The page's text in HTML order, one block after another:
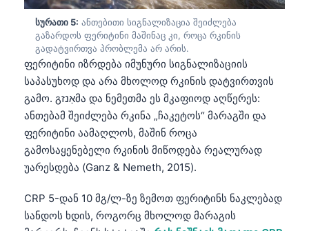
სურათი 5: ანთებითი სიგნალიზაცია შეიძლება
გაზარდოს ფერიტინი მაშინაც კი, როცა რკინის
გადატვირთვა პრობლემა არ არის.
ფერიტინი იზრდება იმუნური სიგნალიზაციის
საპასუხოდ და არა მხოლოდ რკინის დატვირთვის
გამო. გאַנזმა და ნემეთმა ეს მკაფიოდ აღწერეს:
ანთებამ შეიძლება რკინა „ჩაკეტოს“ მარაგში და
ფერიტინი აამაღლოს, მაშინ როცა
გამოსაყენებელი რკინის მიწოდება რეალურად
უარესდება (Ganz & Nemeth, 2015).
CRP 5-დან 10 მგ/ლ-ზე ზემოთ ფერიტინს ნაკლებად
სანდოს ხდის, როგორც მხოლოდ მარაგის
Euskara
Gàidhlig
Occitan
العربية المغربية
Afrikaans
Монгол
ພາສາລາວ
Basa Jawa
Cebuano
ئۇيغۇرچە